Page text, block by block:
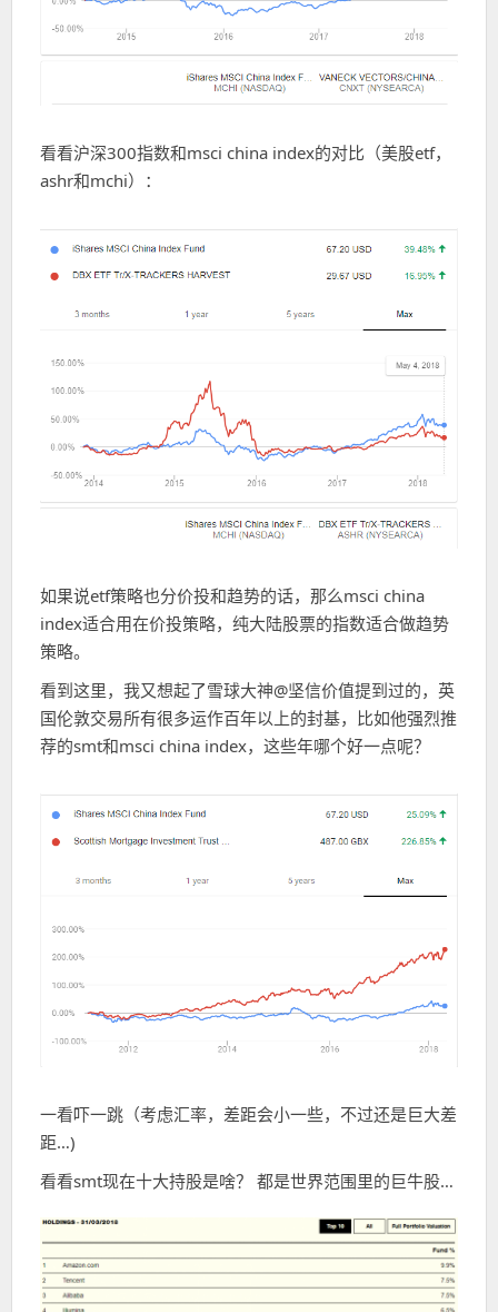
看看沪深300指数和msci china index的对比（美股etf，
ashr和mchi）：
如果说etf策略也分价投和趋势的话，那么msci china
index适合用在价投策略，纯大陆股票的指数适合做趋势
策略。
看到这里，我又想起了雪球大神@坚信价值提到过的，英
国伦敦交易所有很多运作百年以上的封基，比如他强烈推
荐的smt和msci china index，这些年哪个好一点呢？
一看吓一跳（考虑汇率，差距会小一些，不过还是巨大差
距…)
看看smt现在十大持股是啥？ 都是世界范围里的巨牛股…